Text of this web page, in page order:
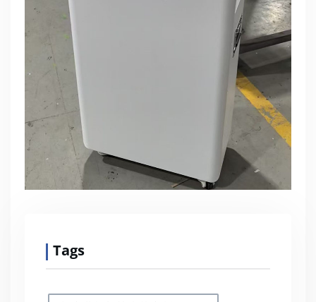
Tags